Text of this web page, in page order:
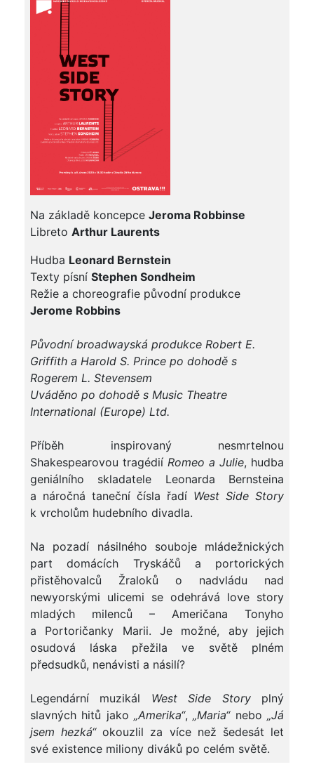
Na základě koncepce Jeroma Robbinse
Libreto Arthur Laurents
Hudba Leonard Bernstein
Texty písní Stephen Sondheim
Režie a choreografie původní produkce
Jerome Robbins
Původní broadwayská produkce Robert E.
Griffith a Harold S. Prince po dohodě s
Rogerem L. Stevensem
Uváděno po dohodě s Music Theatre
International (Europe) Ltd.
Příběh inspirovaný nesmrtelnou
Shakespearovou tragédií Romeo a Julie, hudba
geniálního skladatele Leonarda Bernsteina
a náročná taneční čísla řadí West Side Story
k vrcholům hudebního divadla.
Na pozadí násilného souboje mládežnických
part domácích Tryskáčů a portorických
přistěhovalců Žraloků o nadvládu nad
newyorskými ulicemi se odehrává love story
mladých milenců – Američana Tonyho
a Portoričanky Marii. Je možné, aby jejich
osudová láska přežila ve světě plném
předsudků, nenávisti a násilí?
Legendární muzikál West Side Storyplný
slavných hitů jako „Amerika“,„Maria“nebo„Já
jsem hezká“okouzlil za více než šedesát let
své existence miliony diváků po celém světě.